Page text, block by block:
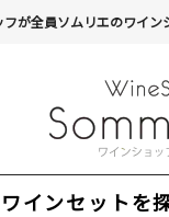
が全員ソムリエのワイン
ワインセットを